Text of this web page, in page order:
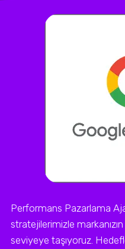
Performans Pazarlama
stratejilerimizle markanızın
seviyeye taşıyoruz.